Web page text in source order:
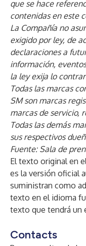
que se hace
contenidas en este
La Compañía no
exigido por ley, de
declaraciones a
información,
la ley exija lo
Todas las marcas
SM son marcas
marcas de servicio,
Todas las demás
sus respectivos
Fuente: Sala de
El texto original en
es la versión oficial
suministran como
texto en el idioma
texto que tendrá un
Contacts